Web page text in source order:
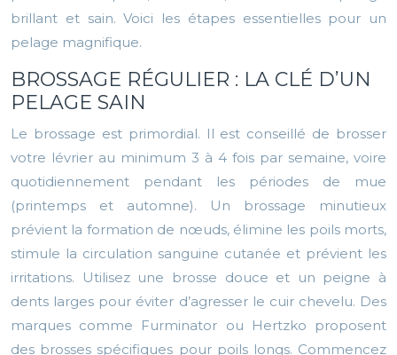
brillant et sain. Voici les étapes essentielles pour un
pelage magnifique.
BROSSAGE RÉGULIER : LA CLÉ D’UN
PELAGE SAIN
Le brossage est primordial. Il est conseillé de brosser
votre lévrier au minimum 3 à 4 fois par semaine, voire
quotidiennement pendant les périodes de mue
(printemps et automne). Un brossage minutieux
prévient la formation de nœuds, élimine les poils morts,
stimule la circulation sanguine cutanée et prévient les
irritations. Utilisez une brosse douce et un peigne à
dents larges pour éviter d’agresser le cuir chevelu. Des
marques comme Furminator ou Hertzko proposent
des brosses spécifiques pour poils longs. Commencez